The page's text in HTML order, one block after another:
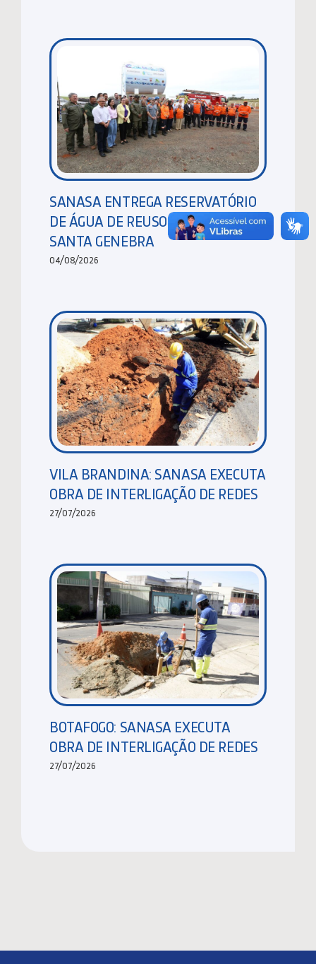
SANASA ENTREGA RESERVATÓRIO
DE ÁGUA DE REUSO NA MATA DE
SANTA GENEBRA
04/08/2026
VILA BRANDINA: SANASA EXECUTA
OBRA DE INTERLIGAÇÃO DE REDES
27/07/2026
BOTAFOGO: SANASA EXECUTA
OBRA DE INTERLIGAÇÃO DE REDES
27/07/2026